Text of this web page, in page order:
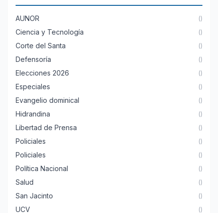
AUNOR ()
Ciencia y Tecnología ()
Corte del Santa ()
Defensoría ()
Elecciones 2026 ()
Especiales ()
Evangelio dominical ()
Hidrandina ()
Libertad de Prensa ()
Policiales ()
Policiales ()
Política Nacional ()
Salud ()
San Jacinto ()
UCV ()